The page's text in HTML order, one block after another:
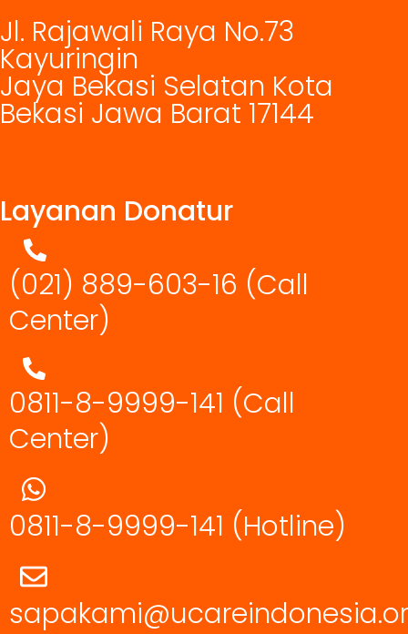
Jl. Rajawali Raya No.73
Kayuringin
Jaya Bekasi Selatan Kota
Bekasi Jawa Barat 17144
Layanan Donatur
(021) 889-603-16 (Call
Center)
0811-8-9999-141 (Call
Center)
0811-8-9999-141 (Hotline)